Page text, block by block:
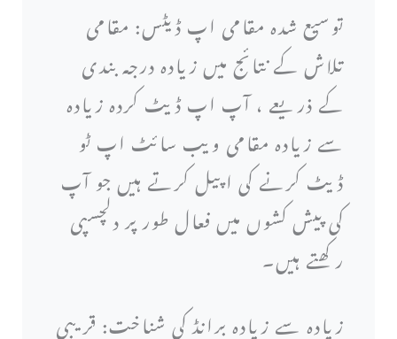
توسیع شدہ مقامی اپ ڈیٹس: مقامی
تلاش کے نتائج میں زیادہ درجہ بندی
کے ذریعے ، آپ اپ ڈیٹ کردہ زیادہ
سے زیادہ مقامی ویب سائٹ اپ ٹو
ڈیٹ کرنے کی اپیل کرتے ہیں جو آپ
کی پیش کشوں میں فعال طور پر دلچسپی
رکھتے ہیں۔
زیادہ سے زیادہ برانڈ کی شناخت: قریبی